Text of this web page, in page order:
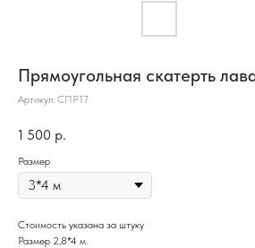
Прямоугольная скатерть
Артикул: СПР17
1 500 р.
Размер
Стоимость указана за штуку
Размер 2,8*4 м.